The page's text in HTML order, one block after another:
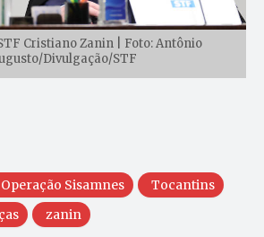
Cristiano Zanin | Foto: Antônio
Divulgação/STF
Operação Sisamnes
Tocantins
zanin